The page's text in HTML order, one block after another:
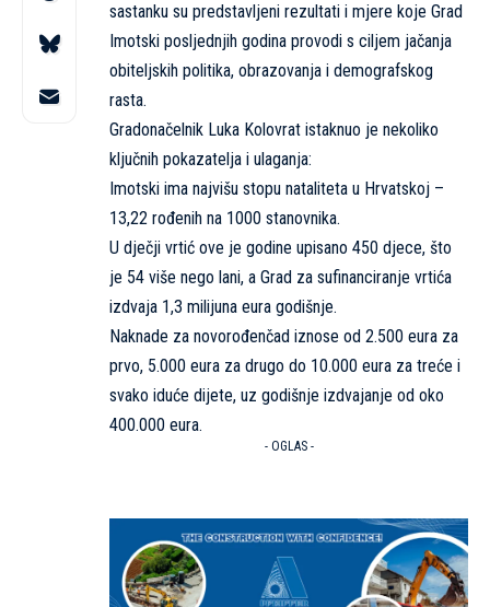
sastanku su predstavljeni rezultati i mjere koje Grad
Imotski posljednjih godina provodi s ciljem jačanja
obiteljskih politika, obrazovanja i demografskog
rasta.
Gradonačelnik Luka Kolovrat istaknuo je nekoliko
ključnih pokazatelja i ulaganja:
Imotski ima najvišu stopu nataliteta u Hrvatskoj –
13,22 rođenih na 1000 stanovnika.
U dječji vrtić ove je godine upisano 450 djece, što
je 54 više nego lani, a Grad za sufinanciranje vrtića
izdvaja 1,3 milijuna eura godišnje.
Naknade za novorođenčad iznose od 2.500 eura za
prvo, 5.000 eura za drugo do 10.000 eura za treće i
svako iduće dijete, uz godišnje izdvajanje od oko
400.000 eura.
- OGLAS -